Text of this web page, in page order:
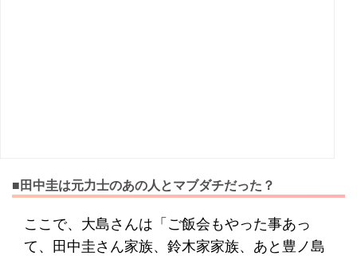
■田中圭は元力士のあの人とマブダチだった？
ここで、大島さんは「ご飯会もやった事あっ
て、田中圭さん家族、鈴木家家族、あと豊ノ島